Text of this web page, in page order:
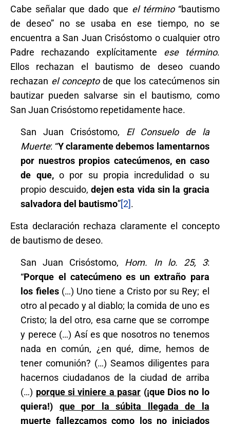
Cabe señalar que dado que el término“bautismo
de deseo” no se usaba en ese tiempo, no se
encuentra a San Juan Crisóstomo o cualquier otro
Padre rechazando explícitamente ese término.
Ellos rechazan el bautismo de deseo cuando
rechazan el conceptode que los catecúmenos sin
bautizar pueden salvarse sin el bautismo, como
San Juan Crisóstomo repetidamente hace.
San Juan Crisóstomo, El Consuelo de la
Muerte: “Y claramente debemos lamentarnos
por nuestros propios catecúmenos, en caso
de que,o por su propia incredulidad o su
propio descuido,dejen esta vida sin la gracia
salvadora del bautismo”[2].
Esta declaración rechaza claramente el concepto
de bautismo de deseo.
San Juan Crisóstomo, Hom. In lo. 25, 3:
“Porque el catecúmeno es un extraño para
los fieles(…) Uno tiene a Cristo por su Rey; el
otro al pecado y al diablo; la comida de uno es
Cristo; la del otro, esa carne que se corrompe
y perece (…) Así es que nosotros no tenemos
nada en común, ¿en qué, dime, hemos de
tener comunión? (…) Seamos diligentes para
hacernos ciudadanos de la ciudad de arriba
(…) porque si viniere a pasar (¡que Dios no lo
quiera!) que por la súbita llegada de la
muerte fallezcamos como los no iniciados